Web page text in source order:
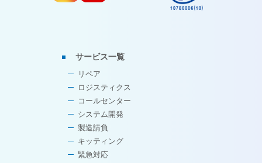
サービス一覧
リペア
ロジスティクス
コールセンター
システム開発
製造請負
キッティング
緊急対応